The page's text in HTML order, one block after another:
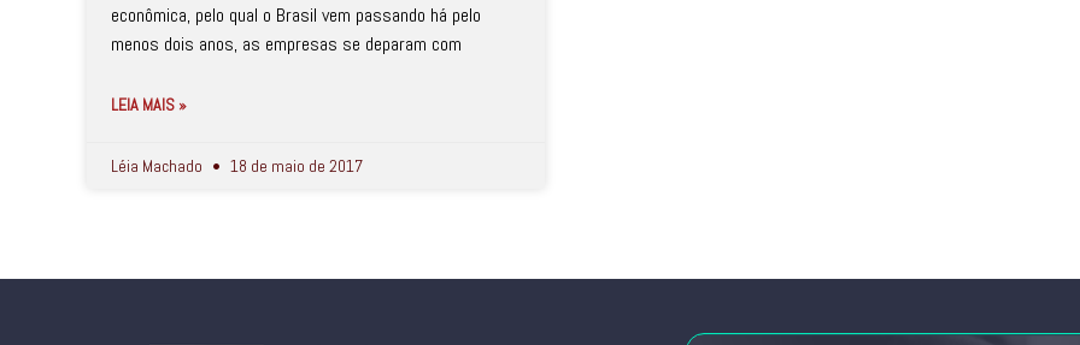
econômica, pelo qual o Brasil vem passando há pelo
menos dois anos, as empresas se deparam com
LEIA MAIS »
Léia Machado 18 de maio de 2017